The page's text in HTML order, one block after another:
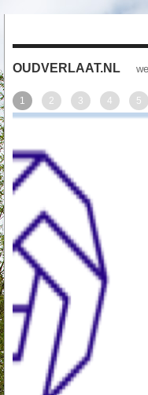
OUDVERLAAT.NL
1 2 3 4 5